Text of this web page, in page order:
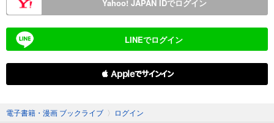
Yahoo! JAPAN IDでログイン
LINEでログイン
 Appleでサインイン
電子書籍・漫画 ブックライブ 〉 ログイン